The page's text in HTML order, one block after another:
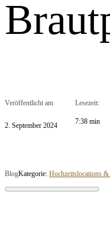
Veröffentlicht am
2. September 2024
Lesezeit:
7:38 min
BlogKategorie: Hochzeitslocations